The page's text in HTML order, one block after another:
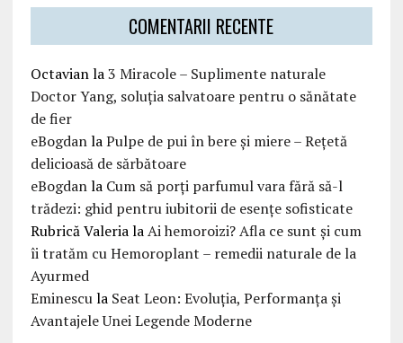
COMENTARII RECENTE
Octavianla3 Miracole – Suplimente naturale
Doctor Yang, soluția salvatoare pentru o sănătate
de fier
eBogdanlaPulpe de pui în bere și miere – Rețetă
delicioasă de sărbătoare
eBogdanla Cum să porți parfumul vara fără să-l
trădezi: ghid pentru iubitorii de esențe sofisticate
Rubrică ValerialaAi hemoroizi? Afla ce sunt și cum
îi tratăm cu Hemoroplant – remedii naturale de la
Ayurmed
Eminescula Seat Leon: Evoluția, Performanța și
Avantajele Unei Legende Moderne